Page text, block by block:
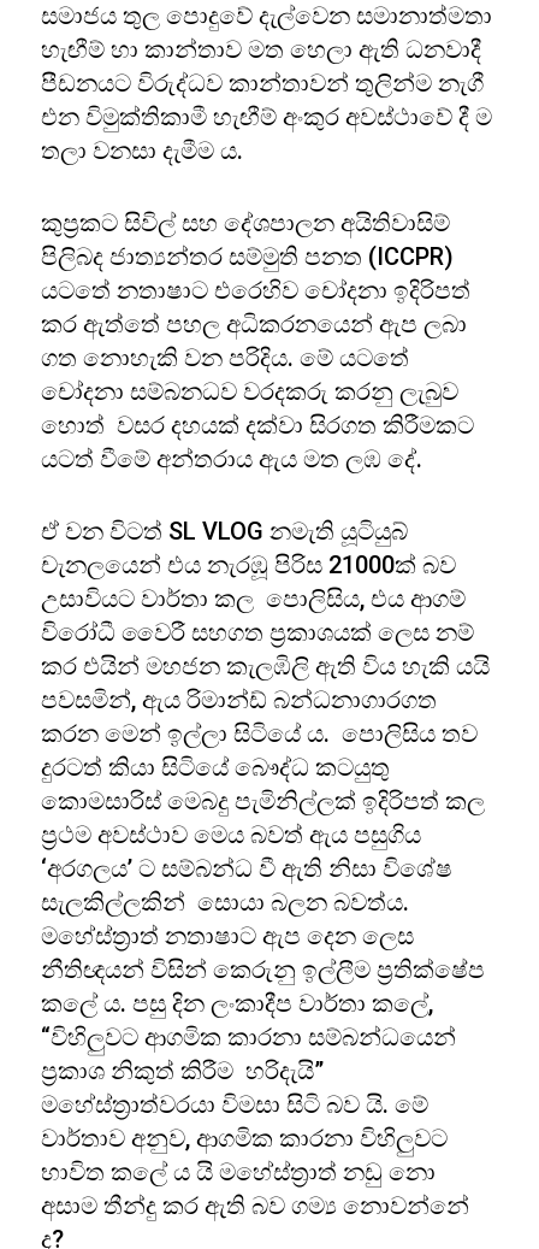
සමාජය තුල පොදුවේ දැල්වෙන සමානාත්මතා
හැඟීම් හා කාන්තාව මත හෙලා ඇති ධනවාදී
පීඩනයට විරුද්ධව කාන්තාවන් තුලින්ම නැගී
එන විමුක්තිකාමී හැඟීම් අංකුර අවස්ථාවේ දී ම
තලා වනසා දැමීම ය.
කුප්‍රකට සිවිල් සහ දේශපාලන අයිතිවාසිම්
පිලිබද ජාත්‍යන්තර සම්මුති පනත (ICCPR)
යටතේ නතාෂාට එරෙහිව චෝදනා ඉදිරිපත්
කර ඇත්තේ පහල අධිකරනයෙන් ඇප ලබා
ගත නොහැකි වන පරිදිය. මේ යටතේ
චෝදනා සම්බනධව වරදකරු කරනු ලැබුව
හොත් වසර දහයක් දක්වා සිරගත කිරීමකට
යටත් වීමේ අන්තරාය ඇය මත ලඹ දේ.
ඒ වන විටත් SL VLOG නමැති යූටියුබ්
චැනලයෙන් එය නැරඹූ පිරිස 21000ක් බව
උසාවියට වාර්තා කල පොලිසිය, එය ආගම්
විරෝධී වෛරී සහගත ප්‍රකාශයක් ලෙස නම්
කර එයින් මහජන කැලඹිලි ඇති විය හැකි යයි
පවසමින්, ඇය රිමාන්ඩ් බන්ධනාගාරගත
කරන මෙන් ඉල්ලා සිටියේ ය. පොලිසිය තව
දුරටත් කියා සිටියේ බෞද්ධ කටයුතු
කොමසාරිස් මෙබදු පැමිනිල්ලක් ඉදිරිපත් කල
ප්‍රථම අවස්ථාව මෙය බවත් ඇය පසුගිය
‘අරගලය’ ට සම්බන්ධ වී ඇති නිසා වි⁣ශේෂ
සැලකිල්ලකින් සොයා බලන බවත්ය.
මහේස්ත්‍රාත් නතාෂාට ඇප දෙන ලෙස
නීතිඥයන් විසින් කෙරුනු ඉල්ලීම ප්‍රතික්ෂේප
කලේ ය. පසු දින ලංකාදීප වාර්තා කලේ,
“විහිලුවට ආගමික කාරනා සම්බන්ධයෙන්
ප්‍රකාශ නිකුත් කිරීම හරිදැයි”
මහේස්ත්‍රාත්වරයා විමසා සිටි බව යි. මේ
වාර්තාව අනුව, ආගමික කාරනා විහිලුවට
භාවිත කලේ ය යි මහේස්ත්‍රාත් නඩු නො
අසාම තීන්දු කර ඇති බව ගම්‍ය නොවන්නේ
ද?